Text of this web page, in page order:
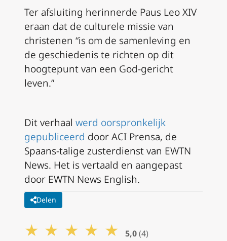
Ter afsluiting herinnerde Paus Leo XIV
eraan dat de culturele missie van
christenen “is om de samenleving en
de geschiedenis te richten op dit
hoogtepunt van een God-gericht
leven.”
Dit verhaal werd oorspronkelijk
gepubliceerd door ACI Prensa, de
Spaans-talige zusterdienst van EWTN
News. Het is vertaald en aangepast
door EWTN News English.
Delen
★ ★ ★ ★ ★ 5,0 (4)